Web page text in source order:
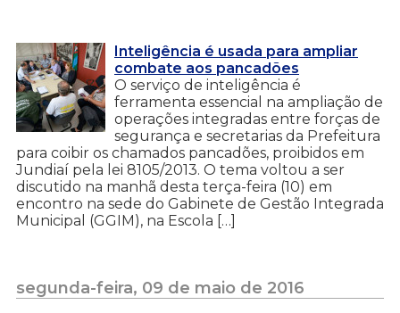
Inteligência é usada para ampliar
combate aos pancadões
O serviço de inteligência é
ferramenta essencial na ampliação de
operações integradas entre forças de
segurança e secretarias da Prefeitura
para coibir os chamados pancadões, proibidos em
Jundiaí pela lei 8105/2013. O tema voltou a ser
discutido na manhã desta terça-feira (10) em
encontro na sede do Gabinete de Gestão Integrada
Municipal (GGIM), na Escola […]
segunda-feira, 09 de maio de 2016